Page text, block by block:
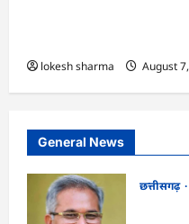
lokesh sharma August
General News
छत्तीसगढ़